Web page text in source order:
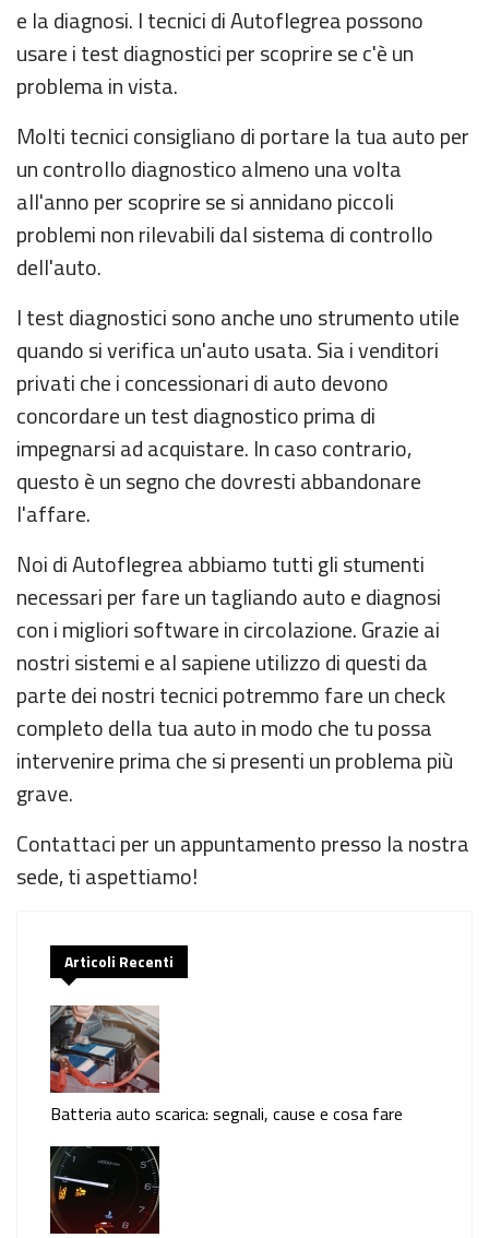
e la diagnosi. I tecnici di Autoflegrea possono
usare i test diagnostici per scoprire se c'è un
problema in vista.
Molti tecnici consigliano di portare la tua auto per
un controllo diagnostico almeno una volta
all'anno per scoprire se si annidano piccoli
problemi non rilevabili dal sistema di controllo
dell'auto.
I test diagnostici sono anche uno strumento utile
quando si verifica un'auto usata. Sia i venditori
privati ​​che i concessionari di auto devono
concordare un test diagnostico prima di
impegnarsi ad acquistare. In caso contrario,
questo è un segno che dovresti abbandonare
l'affare.
Noi di Autoflegrea abbiamo tutti gli stumenti
necessari per fare un tagliando auto e diagnosi
con i migliori software in circolazione. Grazie ai
nostri sistemi e al sapiene utilizzo di questi da
parte dei nostri tecnici potremmo fare un check
completo della tua auto in modo che tu possa
intervenire prima che si presenti un problema più
grave.
Contattaci per un appuntamento presso la nostra
sede, ti aspettiamo!
Articoli Recenti
Batteria auto scarica: segnali, cause e cosa fare